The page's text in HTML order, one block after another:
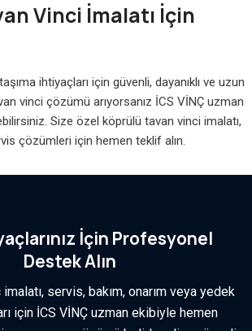
Vinci İmalatı İçin
ihtiyaçları için güvenli, dayanıklı ve uzun
vinci çözümü arıyorsanız İCS VİNÇ uzman
Size özel köprülü tavan vinci imalatı,
çözümleri için hemen teklif alın.
İçin Profesyonel
Destek Alın
servis, bakım, onarım veya yedek
için İCS VİNÇ uzman ekibiyle hemen